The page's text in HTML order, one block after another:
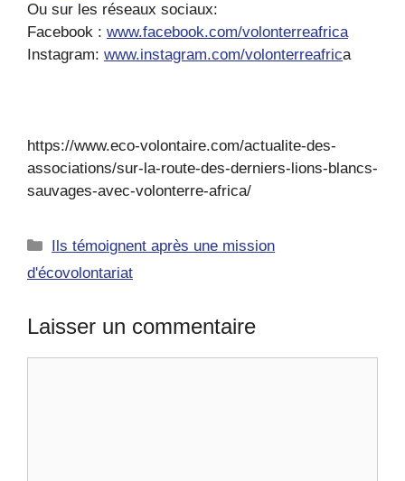
Ou sur les réseaux sociaux:
Facebook : www.facebook.com/volonterreafrica
Instagram: www.instagram.com/volonterreafrica
https://www.eco-volontaire.com/actualite-des-
associations/sur-la-route-des-derniers-lions-blancs-
sauvages-avec-volonterre-africa/
Catégories
Ils témoignent après une mission
d'écovolontariat
Laisser un commentaire